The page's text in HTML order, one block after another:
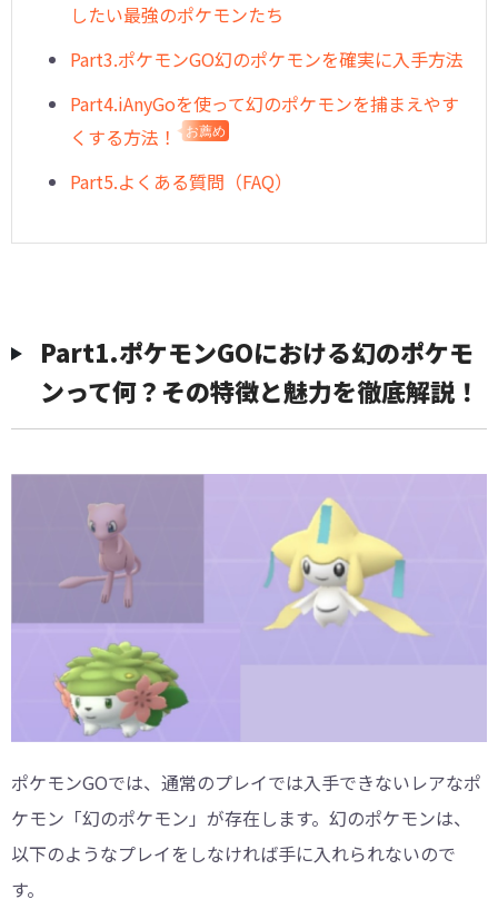
したい最強のポケモンたち
Part3.ポケモンGO幻のポケモンを確実に入手方法
Part4.iAnyGoを使って幻のポケモンを捕まえやす
くする方法！
お薦め
Part5.よくある質問（FAQ）
Part1.ポケモンGOにおける幻のポケモ
ンって何？その特徴と魅力を徹底解説！
ポケモンGOでは、通常のプレイでは入手できないレアなポ
ケモン「幻のポケモン」が存在します。幻のポケモンは、
以下のようなプレイをしなければ手に入れられないので
す。